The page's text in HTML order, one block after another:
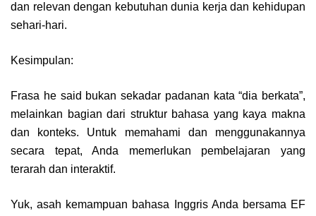
dan relevan dengan kebutuhan dunia kerja dan kehidupan
sehari-hari.
Kesimpulan:
Frasa he said bukan sekadar padanan kata “dia berkata”,
melainkan bagian dari struktur bahasa yang kaya makna
dan konteks. Untuk memahami dan menggunakannya
secara tepat, Anda memerlukan pembelajaran yang
terarah dan interaktif.
Yuk, asah kemampuan bahasa Inggris Anda bersama EF